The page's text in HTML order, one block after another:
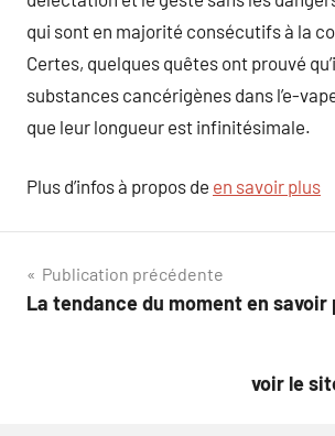
qui sont en majorité consécutifs à la
Certes, quelques quêtes ont prouvé
substances cancérigènes dans l’e-
que leur longueur est infinitésimale.
Plus d’infos à propos de en savoir plus
Navigation
de
Publication précédente
La tendance du moment en savoir
voir le